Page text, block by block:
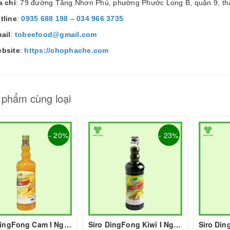
chỉ: 79 đường Tăng Nhơn Phú, phường Phước Long B, quận 9,
:0935 688 198 – 034 966 3735
: tobeefood@gmail.com
: https://chophache.com
cùng loại
- 20%
Siro DingFong Cam I Nguyên Liệu Pha Chế - Tobee Food
- 23%
Siro DingFong Kiwi I Nguyên Liệu Pha Chế - Tobee Food